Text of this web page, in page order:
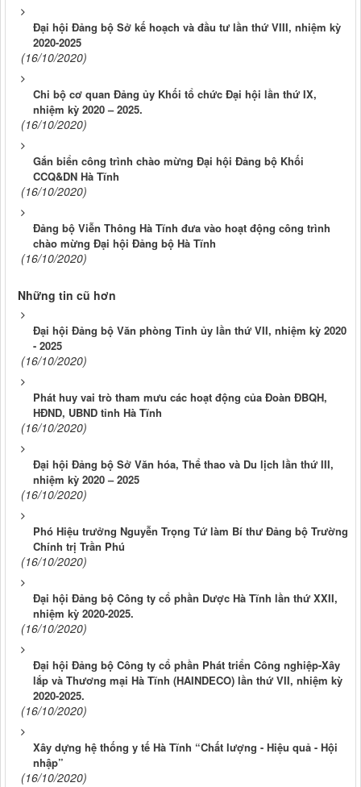
Đại hội Đảng bộ Sở kế hoạch và đầu tư lần thứ VIII, nhiệm kỳ
2020-2025
(16/10/2020)
Chi bộ cơ quan Đảng ủy Khối tổ chức Đại hội lần thứ IX,
nhiệm kỳ 2020 – 2025.
(16/10/2020)
Gắn biển công trình chào mừng Đại hội Đảng bộ Khối
CCQ&DN Hà Tĩnh
(16/10/2020)
Đảng bộ Viễn Thông Hà Tĩnh đưa vào hoạt động công trình
chào mừng Đại hội Đảng bộ Hà Tĩnh
(16/10/2020)
Những tin cũ hơn
Đại hội Đảng bộ Văn phòng Tỉnh ủy lần thứ VII, nhiệm kỳ 2020
- 2025
(16/10/2020)
Phát huy vai trò tham mưu các hoạt động của Đoàn ĐBQH,
HĐND, UBND tỉnh Hà Tĩnh
(16/10/2020)
Đại hội Đảng bộ Sở Văn hóa, Thể thao và Du lịch lần thứ III,
nhiệm kỳ 2020 – 2025
(16/10/2020)
Phó Hiệu trưởng Nguyễn Trọng Tứ làm Bí thư Đảng bộ Trường
Chính trị Trần Phú
(16/10/2020)
Đại hội Đảng bộ Công ty cổ phần Dược Hà Tĩnh lần thứ XXII,
nhiệm kỳ 2020-2025.
(16/10/2020)
Đại hội Đảng bộ Công ty cổ phần Phát triển Công nghiệp-Xây
lắp và Thương mại Hà Tĩnh (HAINDECO) lần thứ VII, nhiệm kỳ
2020-2025.
(16/10/2020)
Xây dựng hệ thống y tế Hà Tĩnh “Chất lượng - Hiệu quả - Hội
nhập”
(16/10/2020)